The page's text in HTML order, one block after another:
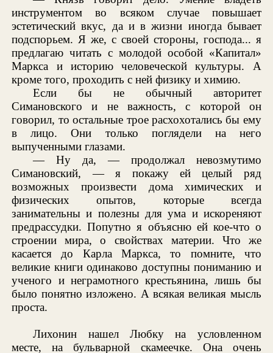
инструментом во всяком случае повышает
эстетический вкус, да и в жизни иногда бывает
подспорьем. Я же, с своей стороны, господа... я
предлагаю читать с молодой особой «Капитал»
Маркса и историю человеческой культуры. А
кроме того, проходить с ней физику и химию.
Если бы не обычный авторитет
Симановского и не важность, с которой он
говорил, то остальные трое расхохотались бы ему
в лицо. Они только поглядели на него
выпученными глазами.
— Ну да, — продолжал невозмутимо
Симановский, — я покажу ей целый ряд
возможных произвести дома химических и
физических опытов, которые всегда
занимательны и полезны для ума и искореняют
предрассудки. Попутно я объясню ей кое-что о
строении мира, о свойствах материи. Что же
касается до Карла Маркса, то помните, что
великие книги одинаково доступны пониманию и
ученого и неграмотного крестьянина, лишь бы
было понятно изложено. А всякая великая мысль
проста.
Лихонин нашел Любку на условленном
месте, на бульварной скамеечке. Она очень